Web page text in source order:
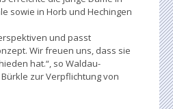
sowie in Horb und Hechingen
und passt
Wir freuen uns, dass sie
hat.“, so Waldau-
zur Verpflichtung von